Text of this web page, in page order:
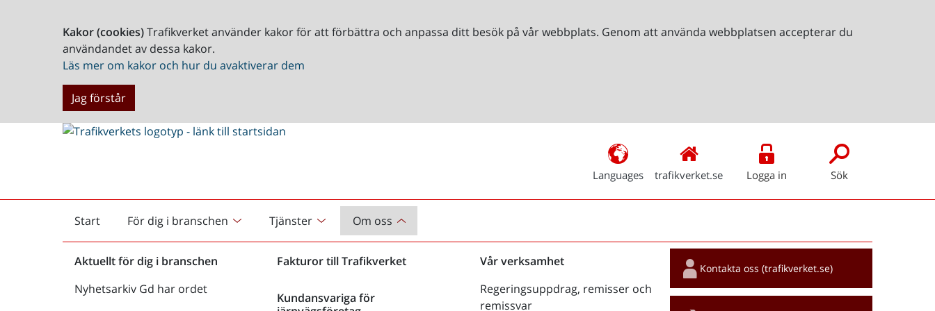
Kakor (cookies)Trafikverket använder kakor för att förbättra och anpassa ditt besök på vår webbplats. Genom att använda webbplatsen accepterar du
användandet av dessa kakor.
Läs mer om kakor och hur du avaktiverar dem
Jag förstår
Languages trafikverket.se Logga in Sök
Start
Startsida För dig i branschen Tjänster Om oss
Aktuellt för dig i branschen
Nyhetsarkiv Gd har ordet
Fakturor till Trafikverket
Kundansvariga för
Vår verksamhet
Regeringsuppdrag, remisser och
remissvar
Snabblänkar
Kontakta oss (trafikverket.se)